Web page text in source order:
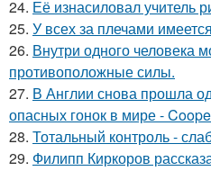
24. Её изнасиловал учитель
25. У всех за плечами
26. Внутри одного человека
противоположные силы.
27. В Англии снова прошла
опасных гонок в мире -
28. Тотальный контроль -
29. Филипп Киркоров